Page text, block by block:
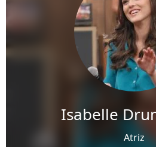
Isabelle
Atriz